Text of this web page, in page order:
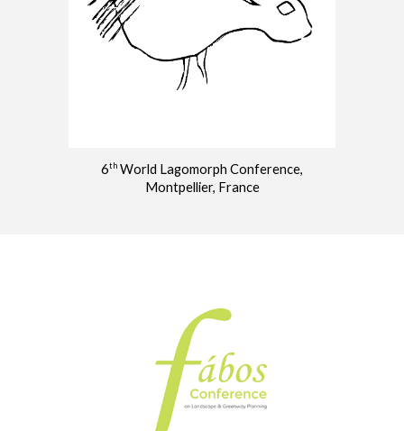
6th World Lagomorph Conference,
Montpellier, France